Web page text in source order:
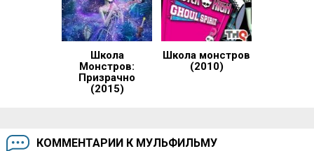
Школа
Монстров:
Призрачно
(2015)
Школа монстров
(2010)
КОММЕНТАРИИ К МУЛЬФИЛЬМУ